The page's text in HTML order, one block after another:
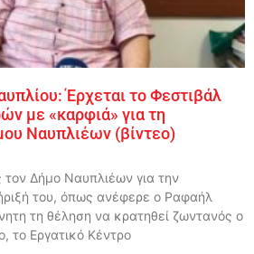
Έρχεται το Φεστιβάλ
με «καρφιά» για τη
Ναυπλιέων (βίντεο)
Δήμο Ναυπλιέων για την
του, όπως ανέφερε ο Ραφαήλ
τη θέληση να κρατηθεί ζωντανός ο
το Εργατικό Κέντρο